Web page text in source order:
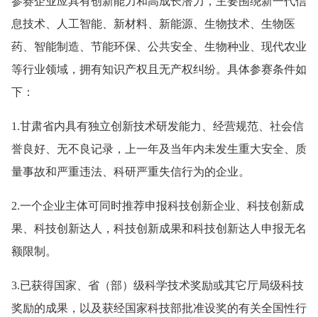
息技术、人工智能、新材料、新能源、生物技术、生物医
药、智能制造、节能环保、公共安全、生物种业、现代农业
等行业领域，拥有知识产权且无产权纠纷。具体参赛条件如
下：
1.甘肃省内具有独立创新技术研发能力、经营规范、社会信
誉良好、无不良记录，上一年及当年内未发生重大安全、质
量事故和严重违法、科研严重失信行为的企业。
2.一个企业主体可同时推荐申报科技创新企业、科技创新成
果、科技创新达人，科技创新成果和科技创新达人申报无名
额限制。
3.已获得国家、省（部）级科学技术奖励或其它厅局级科技
奖励的成果，以及获经国家科技部批准设奖的有关全国性行